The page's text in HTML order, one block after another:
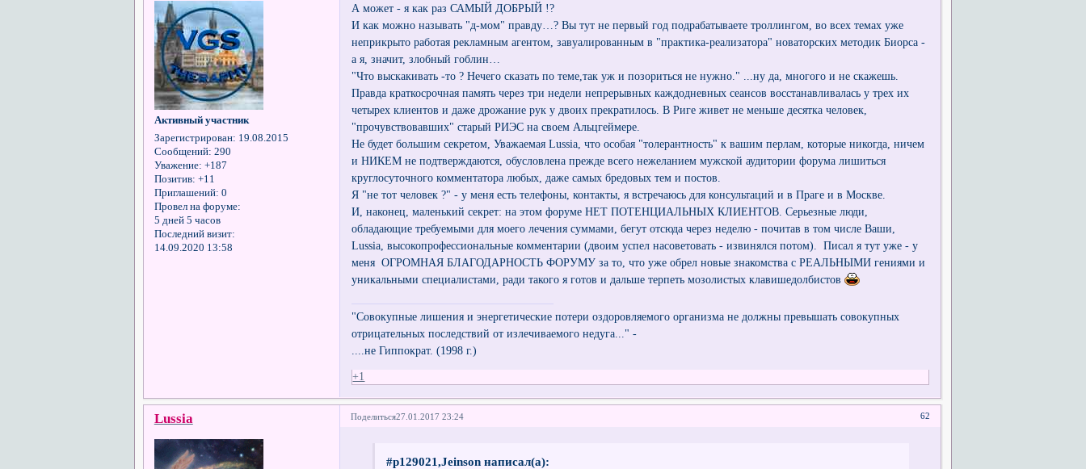
Активный участник
Зарегистрирован: 19.08.2015
Сообщений: 290
Уважение: +187
Позитив: +11
Приглашений: 0
Провел на форуме:
5 дней 5 часов
Последний визит:
14.09.2020 13:58
А может - я как раз САМЫЙ ДОБРЫЙ !?
И как можно называть "д-мом" правду…? Вы тут не первый год подрабатываете троллингом, во всех темах уже
неприкрыто работая рекламным агентом, завуалированным в "практика-реализатора" новаторских методик Биорса -
а я, значит, злобный гоблин…
"Что выскакивать -то ? Нечего сказать по теме,так уж и позориться не нужно." ...ну да, многого и не скажешь.
Правда краткосрочная память через три недели непрерывных каждодневных сеансов восстанавливалась у трех их
четырех клиентов и даже дрожание рук у двоих прекратилось. В Риге живет не меньше десятка человек,
"прочувствовавших" старый РИЭС на своем Альцгеймере.
Не будет большим секретом, Уважаемая Lussia, что особая "толерантность" к вашим перлам, которые никогда, ничем
и НИКЕМ не подтверждаются, обусловлена прежде всего нежеланием мужской аудитории форума лишиться
круглосуточного комментатора любых, даже самых бредовых тем и постов.
Я "не тот человек ?" - у меня есть телефоны, контакты, я встречаюсь для консультаций и в Праге и в Москве.
И, наконец, маленький секрет: на этом форуме НЕТ ПОТЕНЦИАЛЬНЫХ КЛИЕНТОВ. Серьезные люди,
обладающие требуемыми для моего лечения суммами, бегут отсюда через неделю - почитав в том числе Ваши,
Lussia, высокопрофессиональные комментарии (двоим успел насоветовать - извинялся потом). Писал я тут уже - у
меня ОГРОМНАЯ БЛАГОДАРНОСТЬ ФОРУМУ за то, что уже обрел новые знакомства с РЕАЛЬНЫМИ гениями и
уникальными специалистами, ради такого я готов и дальше терпеть мозолистых клавишедолбистов
"Совокупные лишения и энергетические потери оздоровляемого организма не должны превышать совокупных
отрицательных последствий от излечиваемого недуга..." -
....не Гиппократ. (1998 г.)
+1
Поделиться 62
27.01.2017 23:24
Lussia
#p129021,Jeinson написал(а):